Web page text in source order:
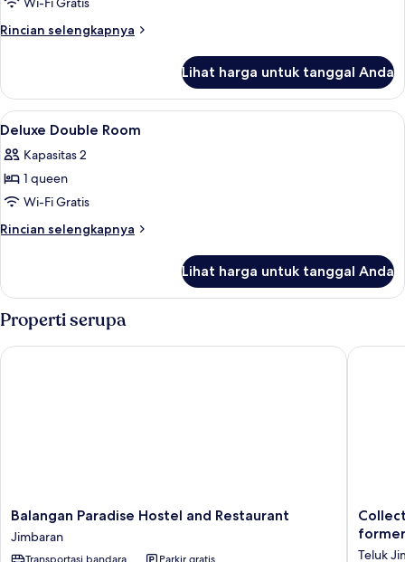
Double
Rincian selengkapnya
Rincian
Superior
Double
Room
Lihat harga untuk tanggal Anda
Lihat
semua
foto
untuk
Deluxe
Double
Meja kerja, Wi-Fi gratis, dan seprai
12
Deluxe Double Room
Kapasitas 2
1 queen
Wi-Fi Gratis
Rincian selengkapnya
Rincian
Deluxe
Double
Room
Lihat harga untuk tanggal Anda
Properti serupa
Balangan
Paradise
Hostel
Balangan Paradise Hostel and Restaurant
Jimbaran
Transportasi bandara Parkir gratis
Balangan Paradise Hostel and Restaurant
O
Teluk